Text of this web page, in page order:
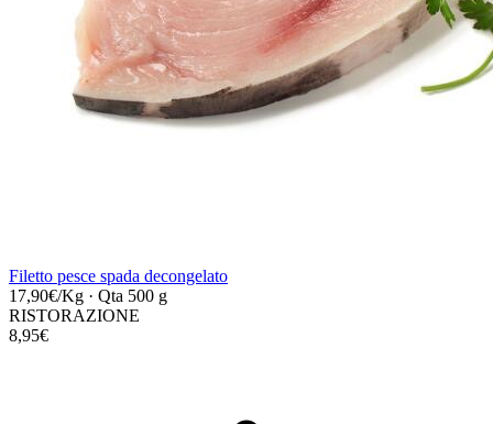
Filetto pesce spada decongelato
17,90€/Kg · Qta 500 g
RISTORAZIONE
8,95€